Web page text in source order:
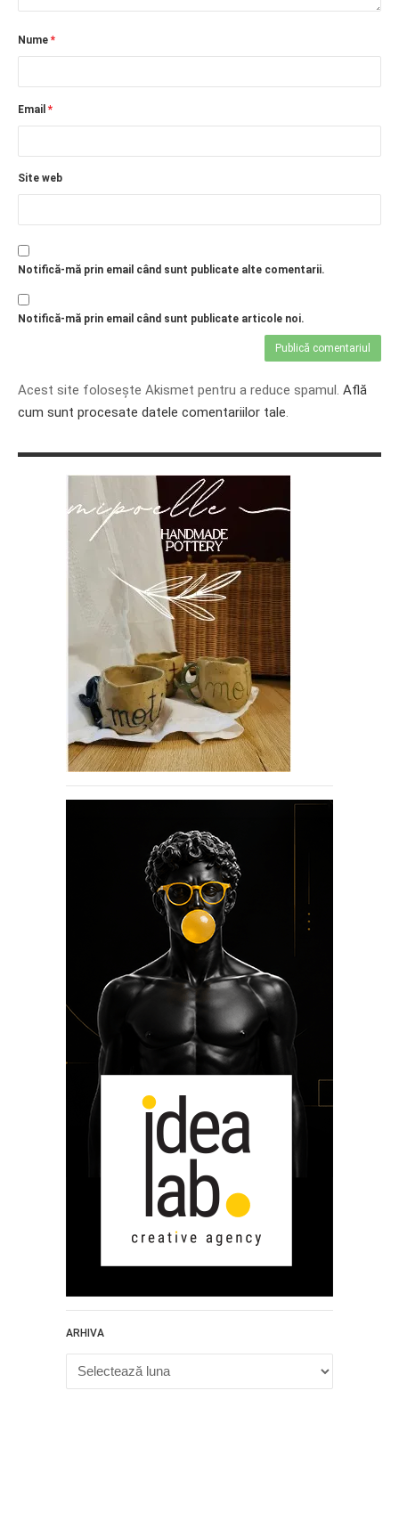
Nume *
Email *
Site web
Notifică-mă prin email când sunt publicate alte comentarii.
Notifică-mă prin email când sunt publicate articole noi.
Acest site folosește Akismet pentru a reduce spamul. Află
cum sunt procesate datele comentariilor tale.
ARHIVA
Arhiva